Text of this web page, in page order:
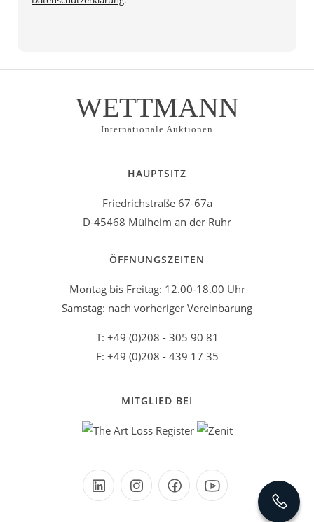
WETTMANN
Internationale Auktionen
HAUPTSITZ
Friedrichstraße 67-67a
D-45468 Mülheim an der Ruhr
ÖFFNUNGSZEITEN
Montag bis Freitag: 12.00-18.00 Uhr
Samstag: nach vorheriger Vereinbarung
T: +49 (0)208 - 305 90 81
F: +49 (0)208 - 439 17 35
MITGLIED BEI